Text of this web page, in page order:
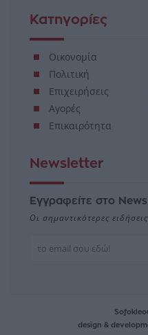
Κατηγορίες
Οικονομία
Πολιτική
Επιχειρήσεις
Αγορές
Επικαιρότητα
Newsletter
Εγγραφείτε στο
Οι σημαντικότερες
design &